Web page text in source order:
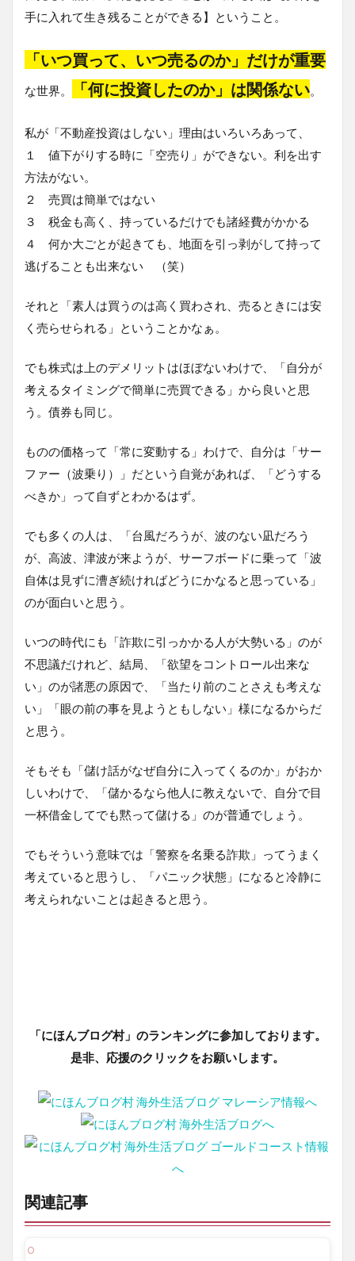
手に入れて生き残ることができる】ということ。
「いつ買って、いつ売るのか」だけが重要
な世界。 「何に投資したのか」は関係ない。
私が「不動産投資はしない」理由はいろいろあって、
１ 値下がりする時に「空売り」ができない。利を出す
方法がない。
２ 売買は簡単ではない
３ 税金も高く、持っているだけでも諸経費がかかる
４ 何か大ごとが起きても、地面を引っ剥がして持って
逃げることも出来ない （笑）
それと「素人は買うのは高く買わされ、売るときには安
く売らせられる」ということかなぁ。
でも株式は上のデメリットはほぼないわけで、「自分が
考えるタイミングで簡単に売買できる」から良いと思
う。債券も同じ。
ものの価格って「常に変動する」わけで、自分は「サー
ファー（波乗り）」だという自覚があれば、「どうする
べきか」って自ずとわかるはず。
でも多くの人は、「台風だろうが、波のない凪だろう
が、高波、津波が来ようが、サーフボードに乗って「波
自体は見ずに漕ぎ続ければどうにかなると思っている」
のが面白いと思う。
いつの時代にも「詐欺に引っかかる人が大勢いる」のが
不思議だけれど、結局、「欲望をコントロール出来な
い」のが諸悪の原因で、「当たり前のことさえも考えな
い」「眼の前の事を見ようともしない」様になるからだ
と思う。
そもそも「儲け話がなぜ自分に入ってくるのか」がおか
しいわけで、「儲かるなら他人に教えないで、自分で目
一杯借金してでも黙って儲ける」のが普通でしょう。
でもそういう意味では「警察を名乗る詐欺」ってうまく
考えていると思うし、「パニック状態」になると冷静に
考えられないことは起きると思う。
「にほんブログ村」のランキングに参加しております。
是非、応援のクリックをお願いします。
関連記事